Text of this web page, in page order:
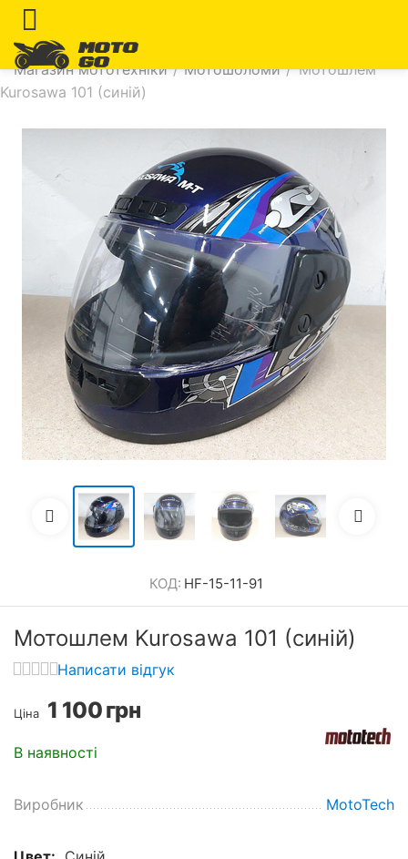
Магазин мототехніки / Мотошоломи / Мотошлем
Kurosawa 101 (синій)
КОД: HF-15-11-91
Мотошлем Kurosawa 101 (синій)
Написати відгук
Ціна 1 100грн
В наявності
Виробник MotoTech